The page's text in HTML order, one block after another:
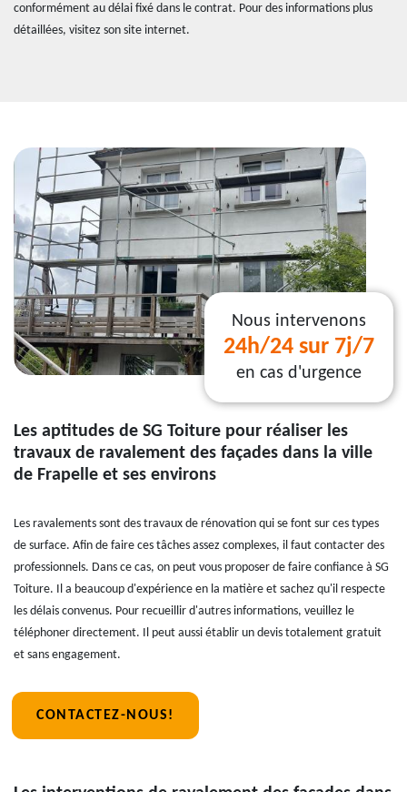
conformément au délai fixé dans le contrat. Pour des informations plus
détaillées, visitez son site internet.
Nous intervenons
24h/24 sur 7j/7
en cas d'urgence
Les aptitudes de SG Toiture pour réaliser les
travaux de ravalement des façades dans la ville
de Frapelle et ses environs
Les ravalements sont des travaux de rénovation qui se font sur ces types
de surface. Afin de faire ces tâches assez complexes, il faut contacter des
professionnels. Dans ce cas, on peut vous proposer de faire confiance à SG
Toiture. Il a beaucoup d'expérience en la matière et sachez qu'il respecte
les délais convenus. Pour recueillir d'autres informations, veuillez le
téléphoner directement. Il peut aussi établir un devis totalement gratuit
et sans engagement.
CONTACTEZ-NOUS!